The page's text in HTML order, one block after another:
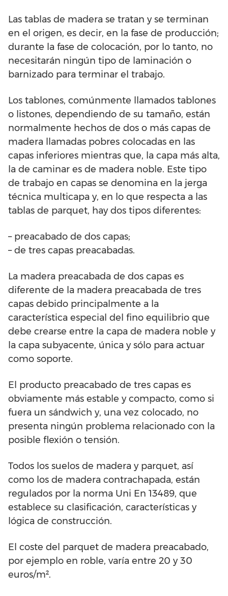
Las tablas de madera se tratan y se terminan
en el origen, es decir, en la fase de producción;
durante la fase de colocación, por lo tanto, no
necesitarán ningún tipo de laminación o
barnizado para terminar el trabajo.
Los tablones, comúnmente llamados tablones
o listones, dependiendo de su tamaño, están
normalmente hechos de dos o más capas de
madera llamadas pobres colocadas en las
capas inferiores mientras que, la capa más alta,
la de caminar es de madera noble. Este tipo
de trabajo en capas se denomina en la jerga
técnica multicapa y, en lo que respecta a las
tablas de parquet, hay dos tipos diferentes:
– preacabado de dos capas;
– de tres capas preacabadas.
La madera preacabada de dos capas es
diferente de la madera preacabada de tres
capas debido principalmente a la
característica especial del fino equilibrio que
debe crearse entre la capa de madera noble y
la capa subyacente, única y sólo para actuar
como soporte.
El producto preacabado de tres capas es
obviamente más estable y compacto, como si
fuera un sándwich y, una vez colocado, no
presenta ningún problema relacionado con la
posible flexión o tensión.
Todos los suelos de madera y parquet, así
como los de madera contrachapada, están
regulados por la norma Uni En 13489, que
establece su clasificación, características y
lógica de construcción.
El coste del parquet de madera preacabado,
por ejemplo en roble, varía entre 20 y 30
euros/m².